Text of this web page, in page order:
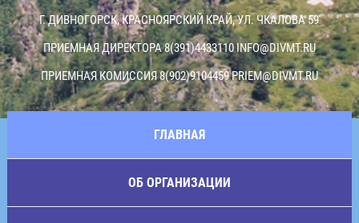
Г. ДИВНОГОРСК, КРАСНОЯРСКИЙ КРАЙ, УЛ. ЧКАЛОВА 59
ПРИЕМНАЯ ДИРЕКТОРА 8(391)4433110INFO@DIVMT.RU
ПРИЕМНАЯ КОМИССИЯ 8(902)9104459PRIEM@DIVMT.RU
ГЛАВНАЯ
ОБ ОРГАНИЗАЦИИ